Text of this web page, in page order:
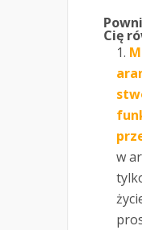
Cię
w